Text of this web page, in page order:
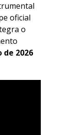
oficial
o
de 2026